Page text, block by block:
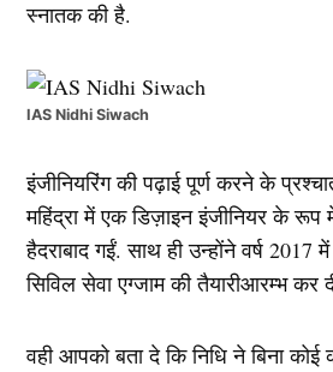
स्नातक की है.
IAS Nidhi Siwach
इंजीनियरिंग की पढ़ाई पूर्ण करने के
महिंद्रा में एक डिज़ाइन इंजीनियर के
हैदराबाद गईं. साथ ही उन्होंने वर्ष
सिविल सेवा एग्जाम की तैयारीआरम्भ कर
वही आपको बता दे कि निधि ने बिना कोई